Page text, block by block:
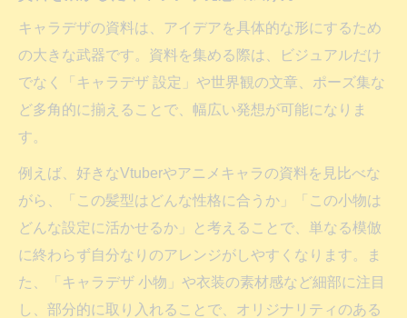
キャラデザの資料は、アイデアを具体的な形にするため
の大きな武器です。資料を集める際は、ビジュアルだけ
でなく「キャラデザ 設定」や世界観の文章、ポーズ集な
ど多角的に揃えることで、幅広い発想が可能になりま
す。
例えば、好きなVtuberやアニメキャラの資料を見比べな
がら、「この髪型はどんな性格に合うか」「この小物は
どんな設定に活かせるか」と考えることで、単なる模倣
に終わらず自分なりのアレンジがしやすくなります。ま
た、「キャラデザ 小物」や衣装の素材感など細部に注目
し、部分的に取り入れることで、オリジナリティのある